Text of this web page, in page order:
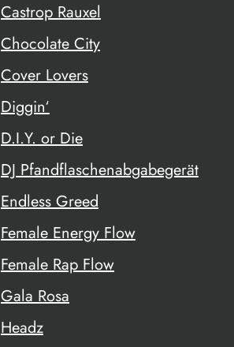
Castrop Rauxel
Chocolate City
Cover Lovers
Diggin‘
D.I.Y. or Die
DJ Pfandflaschenabgabegerät
Endless Greed
Female Energy Flow
Female Rap Flow
Gala Rosa
Headz